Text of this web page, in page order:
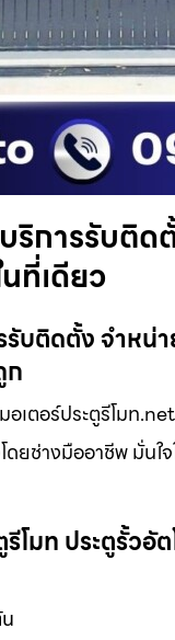
ริการรับติ
ที่เดียว
รับติดตั้ง จำห
ก
อเตอร์ประตูรีโมท
ยช่างมืออาชีพ มั่น
มท ประตูรั้วอั